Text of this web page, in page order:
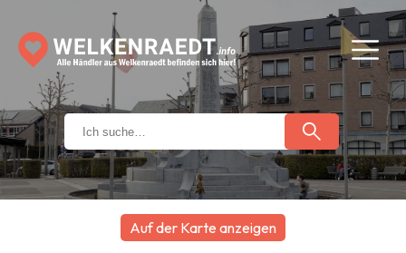
Auf der Karte anzeigen